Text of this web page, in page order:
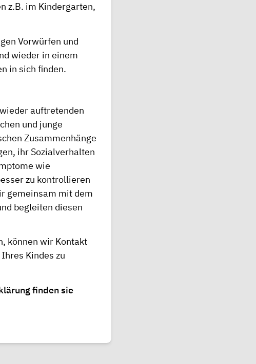
z.B. im Kindergarten,
Vorwürfen und
wieder in einem
in sich finden.
auftretenden
und junge
Zusammenhänge
ihr Sozialverhalten
wie
zu kontrollieren
gemeinsam mit dem
begleiten diesen
können wir Kontakt
Kindes zu
finden sie